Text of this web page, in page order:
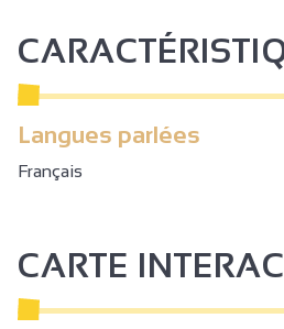
Langues parlées
Français
CARTE